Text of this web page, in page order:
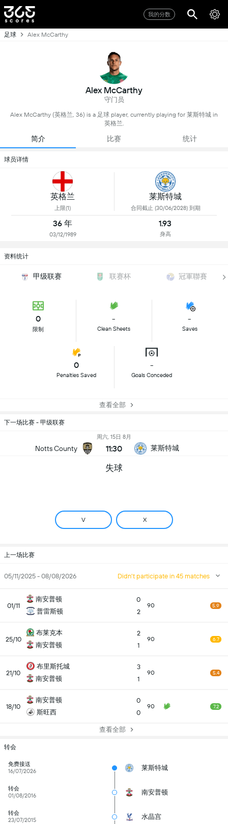
我的分数
足球 Alex McCarthy
Alex McCarthy
守门员
Alex McCarthy (英格兰, 36) is a 足球 player, currently playing for 莱斯特城 in
英格兰.
简介 比赛 统计
球员详情
英格兰
上限(1)
莱斯特城
合同截止 (30/06/2028) 到期
36 年
03/12/1989
1.93
身高
资料统计
甲级联赛 联赛杯 冠軍聯賽
0
限制
-
Clean Sheets
-
Saves
0
Penalties Saved
-
Goals Conceded
查看全部
下一场比赛 - 甲级联赛
Notts County
周六, 15日 8月
11:30 莱斯特城
失球
V X
上一场比赛
05/11/2025 - 08/08/2026 Didn't participate in 45 matches
01/11
南安普顿
普雷斯顿
0
2
90 5.9
25/10
布莱克本
南安普顿
2
1
90 6.7
21/10
布里斯托城
南安普顿
3
1
90 5.4
18/10
南安普顿
斯旺西
0
0
90 7.2
查看全部
转会
免费接送
16/07/2026
莱斯特城
转会
01/08/2016
南安普顿
转会
23/07/2015
水晶宫